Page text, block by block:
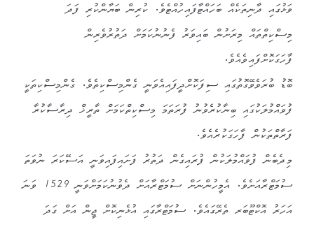
ވަޅުގައި ދާނިތަކެއް ބަހައްޓާފައިހުއްޓެވެ. ކުރިން ބަޔާންކުރި ފަދަ
މިސްކިތްތައް މިރަށުން ބައިވަރު ފެނުނުކަމަށް ދަތުރުވެރިން
ފާހަގަކޮށްފައިވެއެވެ.
ބޮޑު ބުރަވެވޭގޮތުގައި ސިފަކޮށްދީފައިއެވަނީ ގެންމިސްކިތެވެ. ގެންމިސްކިތަކީ
ފުވައްމުލަކުގައި ބިނާކުރެވުނު ފުރަތަމަ މިސްކިތްކަމަށް ތާރީޚް ދިރާސާކުރާ
ފަރާތްތަކުން ފާހަގަކުރެއެވެ.
މިދެބެން ފުވައްމުލަކުން ފުރައިގެން ދަތުރު ފަށައިފައިވަނީ އަސޭކަރަ ނުވަތަ
ސުމަޓްރާއަށެވެ. އެމީހުންނަށް ސުމަޓްރާއަށް ދެވުނުކަމަށްވަނީ 1529 ވަނަ
އަހަރު އޮކްޓޫބަރ ތެރޭގައެވެ. ސުމަޓްރާގައި އުޅެނިކޮށް ޖީން އަށް ގަދަ